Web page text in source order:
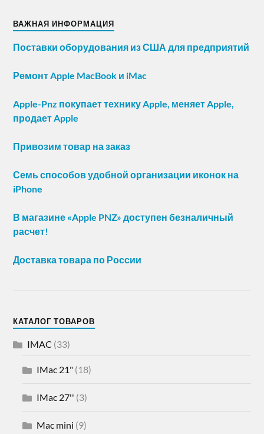
ВАЖНАЯ ИНФОРМАЦИЯ
Поставки оборудования из США для предприятий
Ремонт Apple MacBook и iMac
Apple-Pnz покупает технику Apple, меняет Apple,
продает Apple
Привозим товар на заказ
Семь способов удобной организации иконок на
iPhone
В магазине «Apple PNZ» доступен безналичный
расчет!
Доставка товара по России
КАТАЛОГ ТОВАРОВ
IMAC (33)
IMac 21" (18)
IMac 27'' (3)
Mac mini (9)